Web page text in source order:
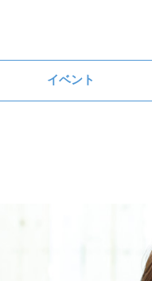
イベント